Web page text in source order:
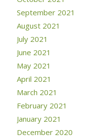
September 2021
August 2021
July 2021
June 2021
May 2021
April 2021
March 2021
February 2021
January 2021
December 2020